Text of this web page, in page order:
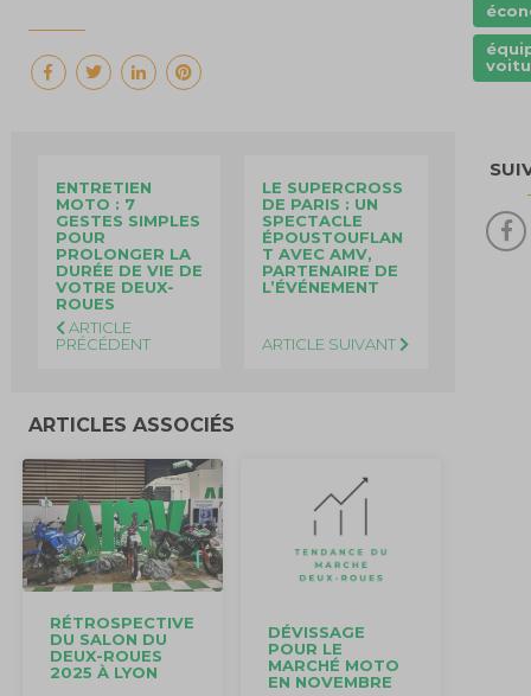
ENTRETIEN
MOTO : 7
GESTES SIMPLES
POUR
PROLONGER LA
DURÉE DE VIE DE
VOTRE DEUX-
ROUES
ARTICLE
PRÉCÉDENT
LE SUPERCROSS
DE PARIS : UN
SPECTACLE
ÉPOUSTOUFLAN
T AVEC AMV,
PARTENAIRE DE
L’ÉVÉNEMENT
ARTICLE SUIVANT
ARTICLES ASSOCIÉS
RÉTROSPECTIVE
DU SALON DU
DEUX-ROUES
2025 À LYON
DÉVISSAGE
POUR LE
MARCHÉ MOTO
EN NOVEMBRE